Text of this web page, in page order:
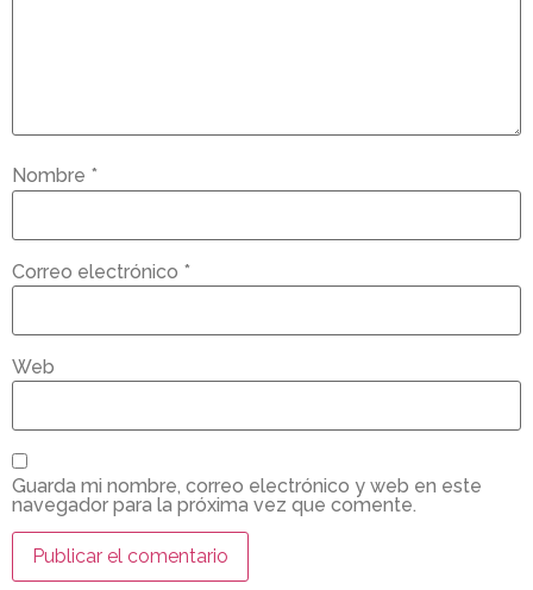
Nombre *
Correo electrónico *
Web
Guarda mi nombre, correo electrónico y web en este
navegador para la próxima vez que comente.